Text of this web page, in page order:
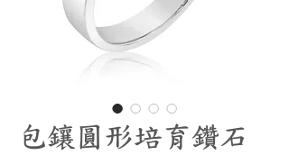
包鑲圓形培育鑽石